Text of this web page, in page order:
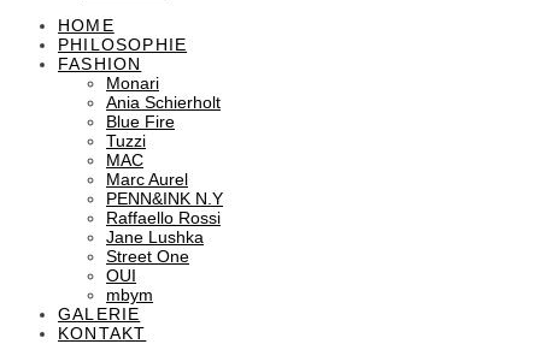
HOME
PHILOSOPHIE
FASHION
Monari
Ania Schierholt
Blue Fire
Tuzzi
MAC
Marc Aurel
PENN&INK N.Y
Raffaello Rossi
Jane Lushka
Street One
OUI
mbym
GALERIE
KONTAKT